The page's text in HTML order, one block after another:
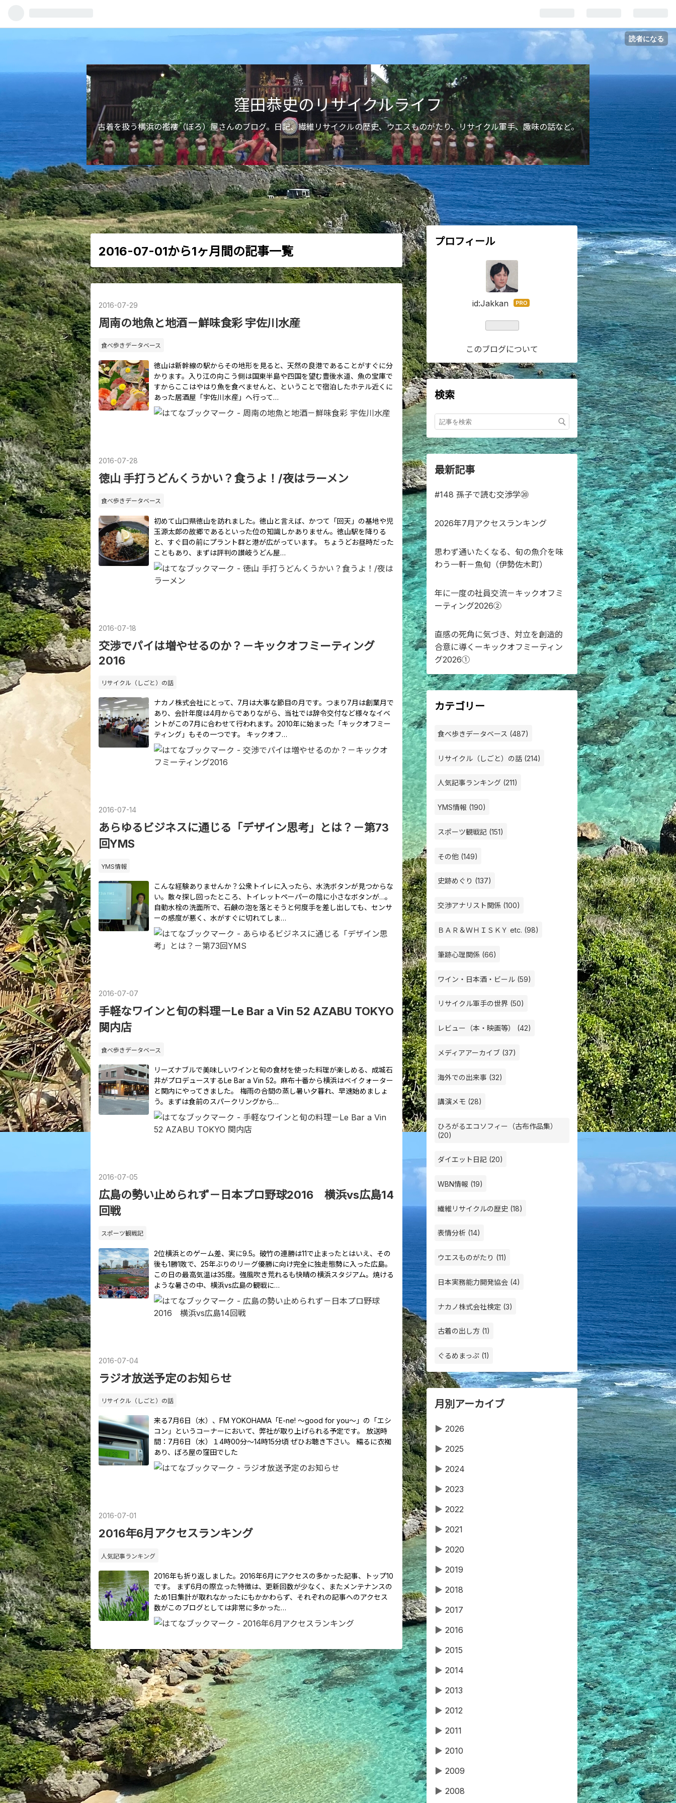
読者になる
窪田恭史のリサイクルライフ
古着を扱う横浜の襤褸（ぼろ）屋さんのブログ。日記、繊維リサイクルの歴史、ウエスものがたり、リサイクル軍手、趣味の話など。
2016-07-01から1ヶ月間の記事一覧
2016-07-29
周南の地魚と地酒－鮮味食彩 宇佐川水産
食べ歩きデータベース
徳山は新幹線の駅からその地形を見ると、天然の良港であることがすぐに分
かります。入り江の向こう側は国東半島や四国を望む豊後水道、魚の宝庫で
すからここはやはり魚を食べませんと、ということで宿泊したホテル近くに
あった居酒屋「宇佐川水産」へ行って…
2016-07-28
徳山 手打うどんくうかい？食うよ！/夜はラーメン
食べ歩きデータベース
初めて山口県徳山を訪れました。徳山と言えば、かつて「回天」の基地や児
玉源太郎の故郷であるといった位の知識しかありません。徳山駅を降りる
と、すぐ目の前にプラント群と港が広がっています。 ちょうどお昼時だった
こともあり、まずは評判の讃岐うどん屋…
2016-07-18
交渉でパイは増やせるのか？－キックオフミーティング
2016
リサイクル（しごと）の話
ナカノ株式会社にとって、7月は大事な節目の月です。つまり7月は創業月で
あり、会計年度は4月からでありながら、当社では辞令交付など様々なイベ
ントがこの7月に合わせて行われます。2010年に始まった「キックオフミー
ティング」もその一つです。 キックオフ…
2016-07-14
あらゆるビジネスに通じる「デザイン思考」とは？－第73
回YMS
YMS情報
こんな経験ありませんか？公衆トイレに入ったら、水洗ボタンが見つからな
い。散々探し回ったところ、トイレットペーパーの陰に小さなボタンが…。
自動水栓の洗面所で、石鹸の泡を落とそうと何度手を差し出しても、センサ
ーの感度が悪く、水がすぐに切れてしま…
2016-07-07
手軽なワインと旬の料理－Le Bar a Vin 52 AZABU TOKYO
関内店
食べ歩きデータベース
リーズナブルで美味しいワインと旬の食材を使った料理が楽しめる、成城石
井がプロデュースするLe Bar a Vin 52。麻布十番から横浜はベイクォーター
と関内にやってきました。 梅雨の合間の蒸し暑い夕暮れ、早速始めましょ
う。まずは食前のスパークリングから…
2016-07-05
広島の勢い止められず－日本プロ野球2016 横浜vs広島14
回戦
スポーツ観戦記
2位横浜とのゲーム差、実に9.5。破竹の連勝は11で止まったとはいえ、その
後も1勝1敗で、25年ぶりのリーグ優勝に向け完全に独走態勢に入った広島。
この日の最高気温は35度。強風吹き荒れるも快晴の横浜スタジアム。焼ける
ような暑さの中、横浜vs広島の観戦に…
2016-07-04
ラジオ放送予定のお知らせ
リサイクル（しごと）の話
来る7月6日（水）、FM YOKOHAMA「E-ne! ～good for you～」の「エシ
コン」というコーナーにおいて、弊社が取り上げられる予定です。 放送時
間：7月6日（水）１4時00分～14時15分頃 ぜひお聴き下さい。 繻るに衣袽
あり、ぼろ屋の窪田でした
2016-07-01
2016年6月アクセスランキング
人気記事ランキング
2016年も折り返しました。2016年6月にアクセスの多かった記事、トップ10
です。 まず6月の際立った特徴は、更新回数が少なく、またメンテナンスの
ため1日集計が取れなかったにもかかわらず、それぞれの記事へのアクセス
数がこのブログとしては非常に多かった…
プロフィール
id:Jakkan はて
ログ
このブログについて
検索
最新記事
#148 孫子で読む交渉学⑳
2026年7月アクセスランキング
思わず通いたくなる、旬の魚介を味
わう一軒－魚旬（伊勢佐木町）
年に一度の社員交流－キックオフミ
ーティング2026②
直感の死角に気づき、対立を創造的
合意に導くーキックオフミーティン
グ2026①
カテゴリー
食べ歩きデータベース (487)
リサイクル（しごと）の話 (214)
人気記事ランキング (211)
YMS情報 (190)
スポーツ観戦記 (151)
その他 (149)
史跡めぐり (137)
交渉アナリスト関係 (100)
ＢＡＲ＆ＷＨＩＳＫＹ etc. (98)
筆跡心理関係 (66)
ワイン・日本酒・ビール (59)
リサイクル軍手の世界 (50)
レビュー（本・映画等） (42)
メディアアーカイブ (37)
海外での出来事 (32)
講演メモ (28)
ひろがるエコソフィー（古布作品集）
(20)
ダイエット日記 (20)
WBN情報 (19)
繊維リサイクルの歴史 (18)
表情分析 (14)
ウエスものがたり (11)
日本実務能力開発協会 (4)
ナカノ株式会社検定 (3)
古着の出し方 (1)
ぐるめまっぷ (1)
月別アーカイブ
▶ 2026
▶ 2025
▶ 2024
▶ 2023
▶ 2022
▶ 2021
▶ 2020
▶ 2019
▶ 2018
▶ 2017
▶ 2016
▶ 2015
▶ 2014
▶ 2013
▶ 2012
▶ 2011
▶ 2010
▶ 2009
▶ 2008